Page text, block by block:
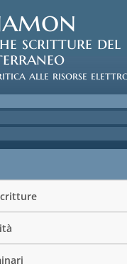
scritture del
alle risorse